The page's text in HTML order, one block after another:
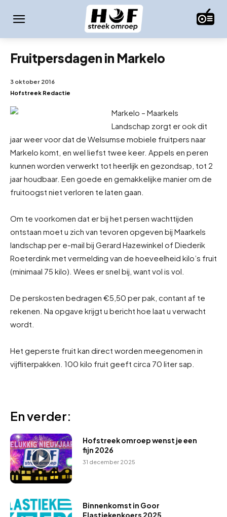
Fruitpersdagen in Markelo
3 oktober 2016
Hofstreek Redactie
Markelo – Maarkels
Landschap zorgt er ook dit
jaar weer voor dat de Welsumse mobiele fruitpers naar
Markelo komt, en wel liefst twee keer. Appels en peren
kunnen worden verwerkt tot heerlijk en gezondsap, tot 2
jaar houdbaar. Een goede en gemakkelijke manier om de
fruitoogst niet verloren te laten gaan.
Om te voorkomen dat er bij het persen wachttijden
ontstaan moet u zich van tevoren opgeven bij Maarkels
landschap per e-mail bij Gerard Hazewinkel of Diederik
Roeterdink met vermelding van de hoeveelheid kilo’s fruit
(minimaal 75 kilo). Wees er snel bij, want vol is vol.
De perskosten bedragen €5,50 per pak, contant af te
rekenen. Na opgave krijgt u bericht hoe laat u verwacht
wordt.
Het geperste fruit kan direct worden meegenomen in
vijfliterpakken. 100 kilo fruit geeft circa 70 liter sap.
En verder:
Hofstreek omroep wenst je een
fijn 2026
31 december 2025
Binnenkomst in Goor
Elastiekenkoers 2025